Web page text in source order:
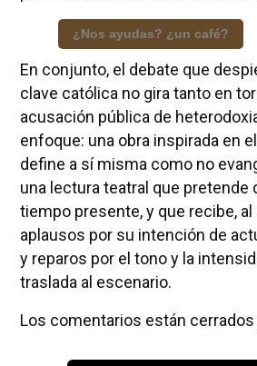
¿Nos ayudas? ¿un café?
En conjunto, el debate que
clave católica no gira tanto en
acusación pública de
enfoque: una obra inspirada en
define a sí misma como no
una lectura teatral que pretende
tiempo presente, y que recibe,
aplausos por su intención de
y reparos por el tono y la
traslada al escenario.
Los comentarios están